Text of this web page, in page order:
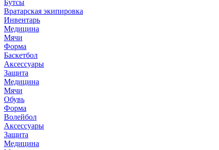
Бутсы
Вратарская экипировка
Инвентарь
Медицина
Мячи
Форма
Баскетбол
Аксессуары
Защита
Медицина
Мячи
Обувь
Форма
Волейбол
Аксессуары
Защита
Медицина